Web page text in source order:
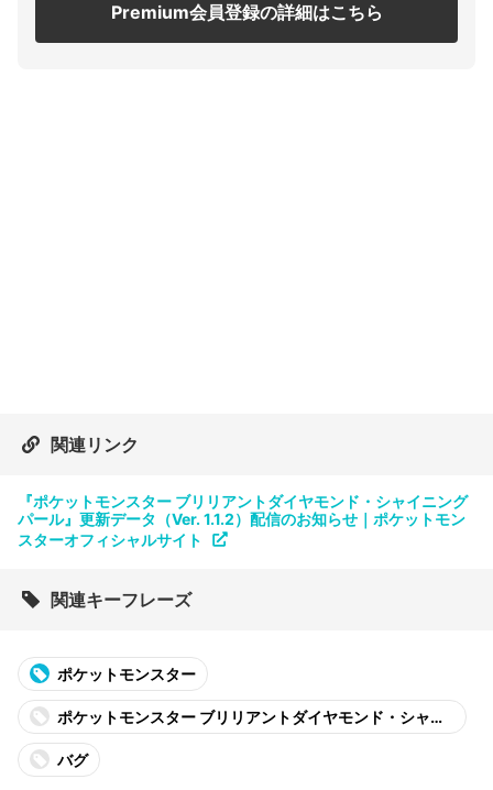
Premium会員登録の詳細はこちら
関連リンク
『ポケットモンスター ブリリアントダイヤモンド・シャイニング
パール』更新データ（Ver. 1.1.2）配信のお知らせ｜ポケットモン
スターオフィシャルサイト
関連キーフレーズ
ポケットモンスター
ニングパール
バグ